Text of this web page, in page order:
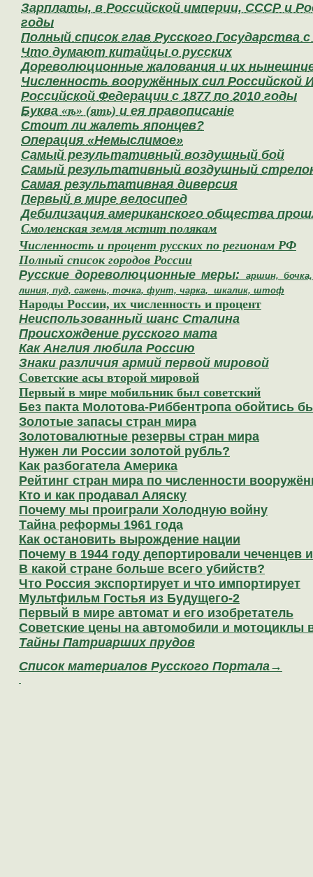
Зарплаты, в Российской империи, СССР и
годы
Полный список глав Русского Государства
Что думают китайцы о русских
Дореволюционные жалования и их
Численность вооружённых сил Российской
Российской Федерации с 1877 по 2010 годы
Буква «ѣ» (ять) и ея правописанiе
Стоит ли жалеть японцев?
Операция «Немыслимое»
Самый результативный воздушный бой
Самый результативный воздушный
Самая результативная диверсия
Первый в мире велосипед
Дебилизация американского общества
Смоленская земля мстит полякам
Численность и процент русских по регионам РФ
Полный список городов России
Русскиедореволюционные меры:
аршин,
линия, пуд, сажень, точка, фунт, чарка, шкалик, штоф
Народы России, их численность и процент
Неиспользованный шанс Сталина
Происхождение русского мата
Как Англия любила Россию
Знаки различия армий первой мировой
Cоветские асы второй мировой
Первый в мире мобильник был советский
Без пакта Молотова-Риббентропа обойтись
Золотые запасы стран мира
Золотовалютные резервы стран мира
Нужен ли России золотой рубль?
Как разбогатела Америка
Рейтинг стран мира по численности
Кто и как продавал Аляску
Почему мы проиграли Холодную войну
Тайна реформы 1961 года
Как остановить вырождение нации
Почему в 1944 году депортировали чеченцев
В какой стране больше всего убийств?
Что Россия экспортирует и что импортирует
Мультфильм Гостья из Будущего-2
Первый в мире автомат и его изобретатель
Советские цены на автомобили и мотоциклы
Тайны Патриарших прудов
Список материалов Русского Портала→